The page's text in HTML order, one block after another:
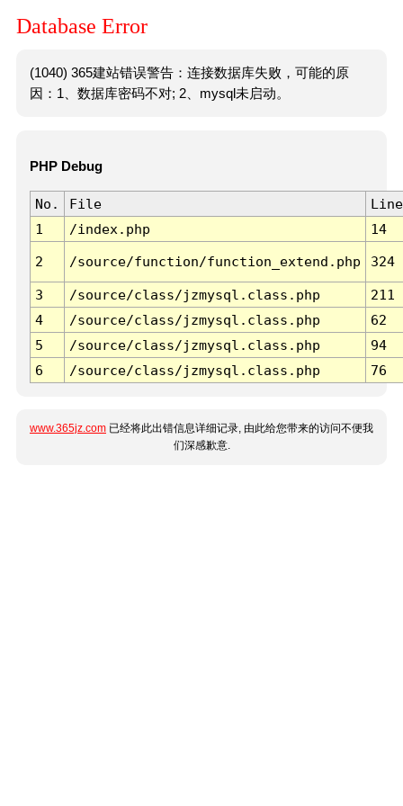
Database Error
(1040) 365建站错误警告：连接数据库失败，可能的原
因：1、数据库密码不对; 2、mysql未启动。
PHP Debug
No. File
Line
1
/index.php 14
2 /source/function/function_extend.php 324
3 /source/class/jzmysql.class.php
211
4
/source/class/jzmysql.class.php
62
5
/source/class/jzmysql.class.php
94
6
/source/class/jzmysql.class.php 76
www.365jz.com 已经将此出错信息详细记录, 由此给您带来的访问不便我
们深感歉意.